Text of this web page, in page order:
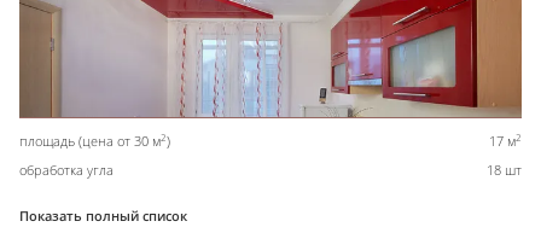
площадь (цена от 30 м2) 17 м2
обработка угла 18 шт
Показать полный список